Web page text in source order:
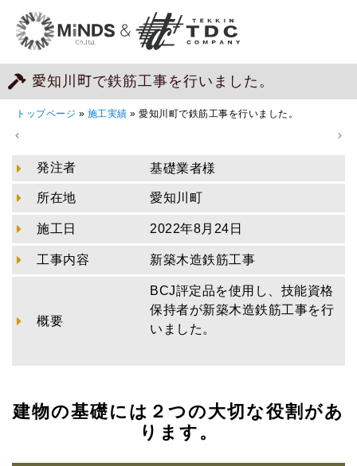
愛知川町で鉄筋工事を行いました。
トップページ » 施工実績 » 愛知川町で鉄筋工事を行いました。
発注者 基礎業者様
所在地 愛知川町
施工日 2022年8月24日
工事内容 新築木造鉄筋工事
概要
BCJ評定品を使用し、技能資格
保持者が新築木造鉄筋工事を行
いました。
建物の基礎には２つの大切な役割があ
ります。